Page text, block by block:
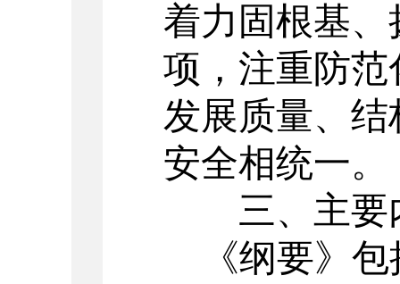
着力固根基
项，注重防
发展质量、
安全相统一。
三、主要
《纲要》 包